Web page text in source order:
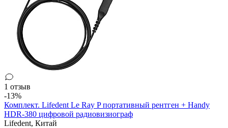
1 отзыв
-13%
Комплект. Lifedent Le Ray P портативный рентген + Handy
HDR-380 цифровой радиовизиограф
Lifedent, Китай